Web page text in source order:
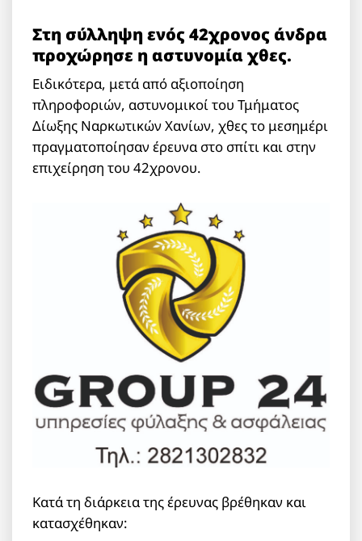
Στη σύλληψη ενός 42χρονος άνδρα
προχώρησε η αστυνομία χθες.
Ειδικότερα, μετά από αξιοποίηση
πληροφοριών, αστυνομικοί του Τμήματος
Δίωξης Ναρκωτικών Χανίων, χθες το μεσημέρι
πραγματοποίησαν έρευνα στο σπίτι και στην
επιχείρηση του 42χρονου.
Κατά τη διάρκεια της έρευνας βρέθηκαν και
κατασχέθηκαν: